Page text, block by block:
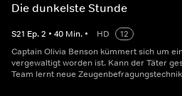
Die dunkelste Stunde
S21 Ep.2 • 40 Min. • HD
12
Captain Olivia Benson kümmert sich um
vergewaltigt worden ist. Kann der Täter
Team lernt neue